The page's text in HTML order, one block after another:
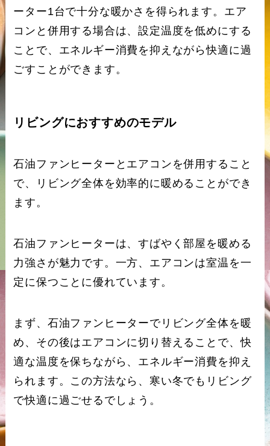
ーター1台で十分な暖かさを得られます。エア
コンと併用する場合は、設定温度を低めにする
ことで、エネルギー消費を抑えながら快適に過
ごすことができます。
リビングにおすすめのモデル
石油ファンヒーターとエアコンを併用すること
で、リビング全体を効率的に暖めることができ
ます。
石油ファンヒーターは、すばやく部屋を暖める
力強さが魅力です。一方、エアコンは室温を一
定に保つことに優れています。
まず、石油ファンヒーターでリビング全体を暖
め、その後はエアコンに切り替えることで、快
適な温度を保ちながら、エネルギー消費を抑え
られます。この方法なら、寒い冬でもリビング
で快適に過ごせるでしょう。